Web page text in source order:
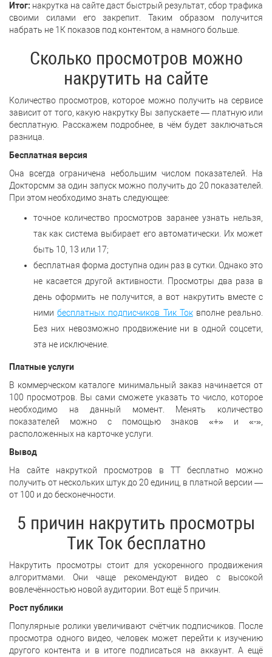
Итог: накрутка на сайте даст быстрый результат, сбор трафика
своими силами его закрепит. Таким образом получится
набрать не 1К показов под контентом, а намного больше.
Сколько просмотров можно
накрутить на сайте
Количество просмотров, которое можно получить на сервисе
зависит от того, какую накрутку Вы запускаете — платную или
бесплатную. Расскажем подробнее, в чём будет заключаться
разница.
Бесплатная версия
Она всегда ограничена небольшим числом показателей. На
Докторсмм за один запуск можно получить до 20 показателей.
При этом необходимо знать следующее:
точное количество просмотров заранее узнать нельзя,
так как система выбирает его автоматически. Их может
быть 10, 13 или 17;
бесплатная форма доступна один раз в сутки. Однако это
не касается другой активности. Просмотры два раза в
день оформить не получится, а вот накрутить вместе с
нимибесплатных подписчиков Тик Токвполне реально.
Без них невозможно продвижение ни в одной соцсети,
эта не исключение.
Платные услуги
В коммерческом каталоге минимальный заказ начинается от
100 просмотров. Вы сами сможете указать то число, которое
необходимо на данный момент. Менять количество
показателей можно с помощью знаков «+» и «-»,
расположенных на карточке услуги.
Вывод
На сайте накруткой просмотров в ТТ бесплатно можно
получить от нескольких штук до 20 единиц, в платной версии —
от 100 и до бесконечности.
5 причин накрутить просмотры
Тик Ток бесплатно
Накрутить просмотры стоит для ускоренного продвижения
алгоритмами. Они чаще рекомендуют видео с высокой
вовлечённостью новой аудитории. Вот ещё 5 причин.
Рост публики
Популярные ролики увеличивают счётчик подписчиков. После
просмотра одного видео, человек может перейти к изучению
другого контента и в итоге подписаться на аккаунт. А ещё